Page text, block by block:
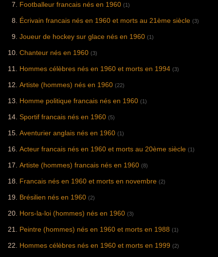
Footballeur francais nés en 1960 (1)
Écrivain francais nés en 1960 et morts au 21ème siècle (3)
Joueur de hockey sur glace nés en 1960 (1)
Chanteur nés en 1960 (3)
Hommes célèbres nés en 1960 et morts en 1994 (3)
Artiste (hommes) nés en 1960 (22)
Homme politique francais nés en 1960 (1)
Sportif francais nés en 1960 (5)
Aventurier anglais nés en 1960 (1)
Acteur francais nés en 1960 et morts au 20ème siècle (1)
Artiste (hommes) francais nés en 1960 (8)
Francais nés en 1960 et morts en novembre (2)
Brésilien nés en 1960 (2)
Hors-la-loi (hommes) nés en 1960 (3)
Peintre (hommes) nés en 1960 et morts en 1988 (1)
Hommes célèbres nés en 1960 et morts en 1999 (2)